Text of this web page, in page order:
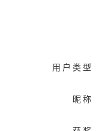
用户类型
昵称